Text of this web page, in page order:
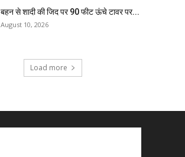
बहन से शादी की जिद पर 90 फीट ऊंचे टावर पर...
August 10, 2026
Load more